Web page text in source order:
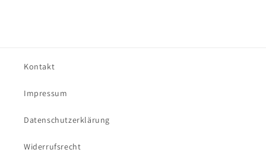
Kontakt
Impressum
Datenschutzerklärung
Widerrufsrecht